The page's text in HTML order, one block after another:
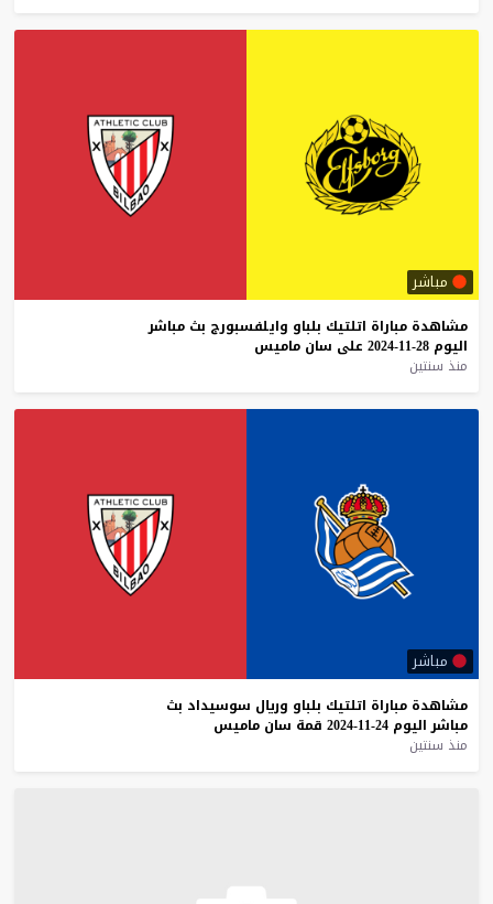
مباشر
مشاهدة مباراة اتلتيك بلباو وايلفسبورج بث مباشر
اليوم 28-11-2024 على سان ماميس
منذ سنتين
مباشر
مشاهدة مباراة اتلتيك بلباو وريال سوسيداد بث
مباشر اليوم 24-11-2024 قمة سان ماميس
منذ سنتين